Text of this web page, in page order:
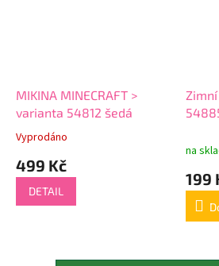
MIKINA MINECRAFT >
varianta 54812 šedá
Průměrné
produktu
5,0
Vyprodáno
499 Kč
DETAIL
na
199